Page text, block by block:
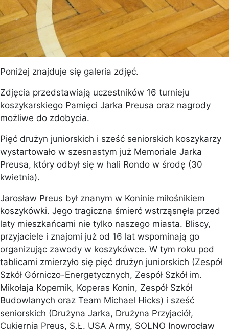
Poniżej znajduje się galeria zdjęć.
Zdjęcia przedstawiają uczestników 16 turnieju
koszykarskiego Pamięci Jarka Preusa oraz nagrody
możliwe do zdobycia.
Pięć drużyn juniorskich i sześć seniorskich koszykarzy
wystartowało w szesnastym już Memoriale Jarka
Preusa, który odbył się w hali Rondo w środę (30
kwietnia).
Jarosław Preus był znanym w Koninie miłośnikiem
koszykówki. Jego tragiczna śmierć wstrząsnęła przed
laty mieszkańcami nie tylko naszego miasta. Bliscy,
przyjaciele i znajomi już od 16 lat wspominają go
organizując zawody w koszykówce. W tym roku pod
tablicami zmierzyło się pięć drużyn juniorskich (Zespół
Szkół Górniczo-Energetycznych, Zespół Szkół im.
Mikołaja Kopernik, Koperas Konin, Zespół Szkół
Budowlanych oraz Team Michael Hicks) i sześć
seniorskich (Drużyna Jarka, Drużyna Przyjaciół,
Cukiernia Preus, S.Ł. USA Army, SOLNO Inowrocław